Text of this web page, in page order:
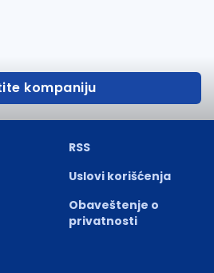
kompaniju
RSS
Uslovi korišćenja
Obaveštenje o
privatnosti